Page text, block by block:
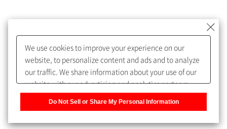
めします。
My SHIMADZU for Analyticalへ登録いただくと、技術情報や
取扱説明書・Webinarなどの閲覧ができます。
うになります。
We use cookies to improve your experience on our
website, to personalize content and ads and to analyze
our traffic. We share information about your use of our
website with our advertising and analytics partners,
Do Not Sell or Share My Personal Information